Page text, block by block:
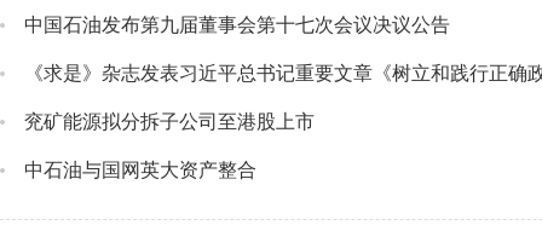
中国石油发布第九届董事会第十七次会议决议公告
《求是》杂志发表习近平总书记重要文章《树立和践行正确
兖矿能源拟分拆子公司至港股上市
中石油与国网英大资产整合